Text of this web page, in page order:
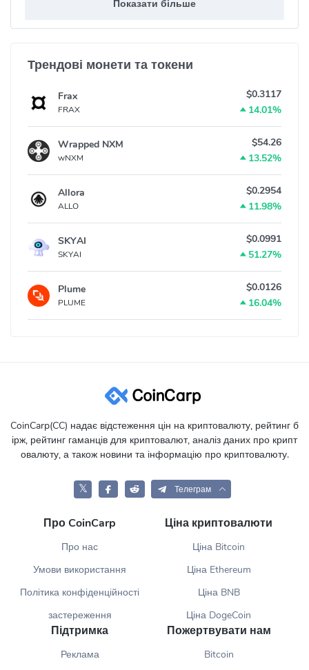
Показати більше
Трендові монети та токени
Frax
FRAX
$0.3117
14.01%
Wrapped NXM
wNXM
$54.26
13.52%
Allora
ALLO
$0.2954
11.98%
SKYAI
SKYAI
$0.0991
51.27%
Plume
PLUME
$0.0126
16.04%
CoinCarp(CC) надає відстеження цін на криптовалюту, рейтинг б
ірж, рейтинг гаманців для криптовалют, аналіз даних про крипт
овалюту, а також новини та інформацію про криптовалюту.
𝕏 Телеграм
Про CoinCarp
Про нас
Умови використання
Політика конфіденційності
застереження
Ціна криптовалюти
Ціна Bitcoin
Ціна Ethereum
Ціна BNB
Ціна DogeCoin
Підтримка
Реклама
Пожертвувати нам
Bitcoin